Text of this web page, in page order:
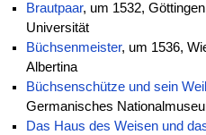
Brautpaar, um 1532,
Universität
Büchsenmeister, um 1536,
Albertina
Büchsenschütze und sein
Germanisches
Das Haus des Weisen und